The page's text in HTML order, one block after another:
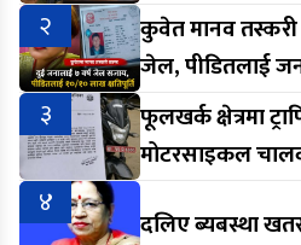
२
कुवेत मानव तस्करी
जेल, पीडितलाई
३
फूलखर्क क्षेत्रमा
मोटरसाइकल
४
दलिए ब्यबस्था